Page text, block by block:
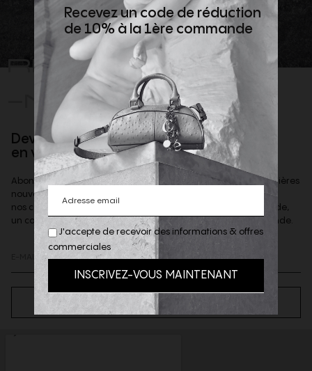
REJOIGNEZ
-NOUS
Devenez client privilège
en vous inscrivant à la newsletter
Abonnez-vous à notre newsletter afin d'être informé des dernières
nouveautés de la boutique,
nos coups de coeur et offres privilèges & recevoir, sur demande,
un code de reduction de 10% à valoir sur votre 1ere commande.
S’ABONNER
J'accepte de recevoir des informations & offres
commerciales
Recevez un code de réduction
de 10% à la 1ère commande